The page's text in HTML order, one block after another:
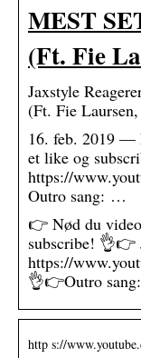
MEST
(Ft. Fie
Jaxstyle
(Ft. Fie
16. feb. 2019 —
et like og
https://
Outro sang: …
👉 Nød du
subscribe! 👌👉
https://
👌👉Outro
http s://